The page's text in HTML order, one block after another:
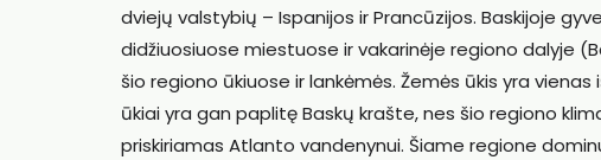
dviejų valstybių – Ispanijos ir Prancūzijos. Baskijoje
didžiuosiuose miestuose ir vakarinėje regiono dalyje
šio regiono ūkiuose ir lankėmės. Žemės ūkis yra
ūkiai yra gan paplitę Baskų krašte, nes šio regiono
priskiriamas Atlanto vandenynui. Šiame regione